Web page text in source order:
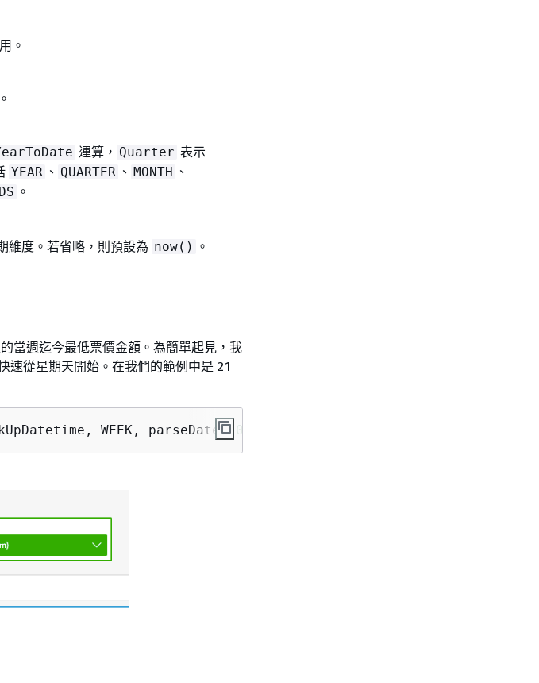
。
運算， Quarter 表示
YEAR 、 QUARTER 、 MONTH 、
。
維度。若省略，則預設為 now() 。
當週迄今最低票價金額。為簡單起見，我
速從星期天開始。在我們的範例中是 21
WEEK, parseDate("06-30-2021"